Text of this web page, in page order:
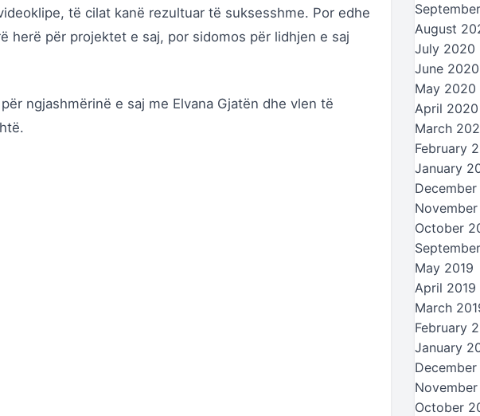
të cilat kanë rezultuar të suksesshme. Por edhe
herë për projektet e saj, por sidomos për lidhjen e saj
ngjashmërinë e saj me Elvana Gjatën dhe vlen të
August
July 2020
June 2020
May 2020
April 2020
March
February
January
December
October
May 2019
April 2019
March
February
January
December
October